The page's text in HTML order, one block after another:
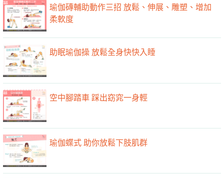
瑜伽磚輔助動作三招 放鬆、伸展、雕塑、增加
柔軟度
助眠瑜伽操 放鬆全身快快入睡
空中腳踏車 踩出窈窕一身輕
瑜伽蝶式 助你放鬆下肢肌群